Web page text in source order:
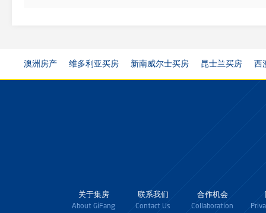
澳洲房产 维多利亚买房 新南威尔士买房 昆士兰买房 西
关于集房
About GiFang
联系我们
Contact Us
合作机会
Collaboration